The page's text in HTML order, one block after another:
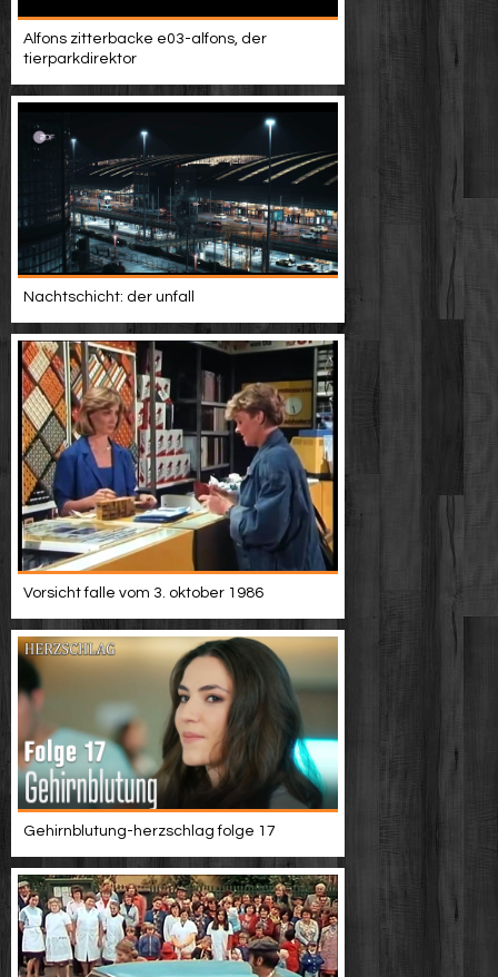
Alfons zitterbacke e03-alfons, der
tierparkdirektor
Nachtschicht: der unfall
Vorsicht falle vom 3. oktober 1986
Gehirnblutung-herzschlag folge 17